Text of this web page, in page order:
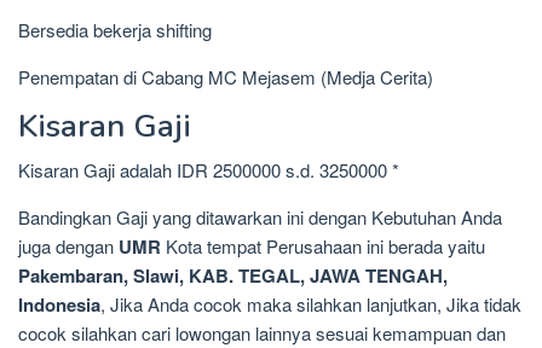
Bersedia bekerja shifting
Penempatan di Cabang MC Mejasem (Medja Cerita)
Kisaran Gaji
Kisaran Gaji adalah IDR 2500000 s.d. 3250000 *
Bandingkan Gaji yang ditawarkan ini dengan Kebutuhan Anda
juga dengan UMR Kota tempat Perusahaan ini berada yaitu
Pakembaran, Slawi, KAB. TEGAL, JAWA TENGAH,
Indonesia, Jika Anda cocok maka silahkan lanjutkan, Jika tidak
cocok silahkan cari lowongan lainnya sesuai kemampuan dan